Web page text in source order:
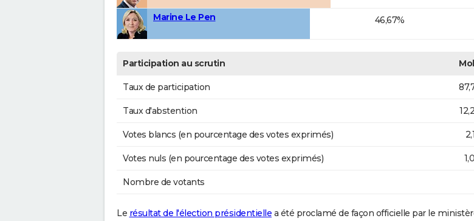
Marine Le Pen 46,67%
Participation au scrutin
Taux de participation
Taux d'abstention
Votes blancs (en pourcentage des votes exprimés)
Votes nuls (en pourcentage des votes exprimés)
Nombre de votants
Le résultat de l'élection présidentielle a été proclamé de façon officielle par le